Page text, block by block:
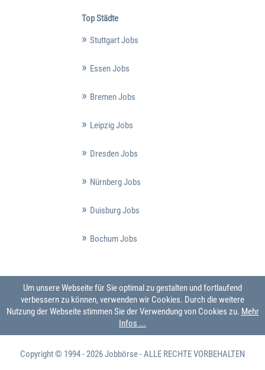
Top Städte
Stuttgart Jobs
Essen Jobs
Bremen Jobs
Leipzig Jobs
Dresden Jobs
Nürnberg Jobs
Duisburg Jobs
Bochum Jobs
Um unsere Webseite für Sie optimal zu gestalten und fortlaufend
verbessern zu können, verwenden wir Cookies. Durch die weitere
Nutzung der Webseite stimmen Sie der Verwendung von Cookies zu. Mehr
Infos ...
Copyright © 1994 - 2026Jobbörse- ALLE RECHTE VORBEHALTEN